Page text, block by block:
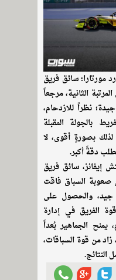
مورتارا؛ سائق فريق
الثانية، مرجعاً
نظراً للازدحام،
بالجولة المقبلة
بصورةٍ أقوى، لا
دقةً أكبر.
إيفانز، سائق فريق
السباق فاقت
جيد، والحصول على
الفريق في إدارة
الجماهير بُعداً
زاد من قوة السباقات،